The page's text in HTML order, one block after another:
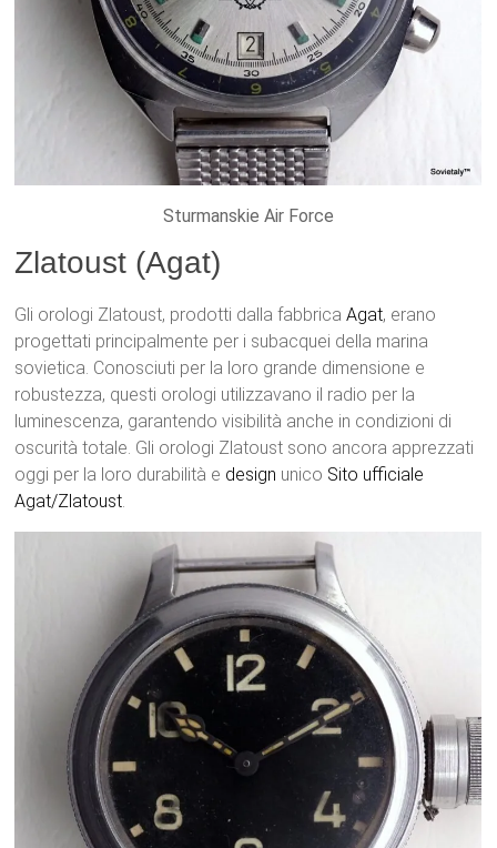
Sturmanskie Air Force
Zlatoust (Agat)
Gli orologi Zlatoust, prodotti dalla fabbricaAgat, erano
progettati principalmente per i subacquei della marina
sovietica. Conosciuti per la loro grande dimensione e
robustezza, questi orologi utilizzavano il radio per la
luminescenza, garantendo visibilità anche in condizioni di
oscurità totale. Gli orologi Zlatoust sono ancora apprezzati
oggi per la loro durabilità e design unico Sito ufficiale
Agat/Zlatoust.